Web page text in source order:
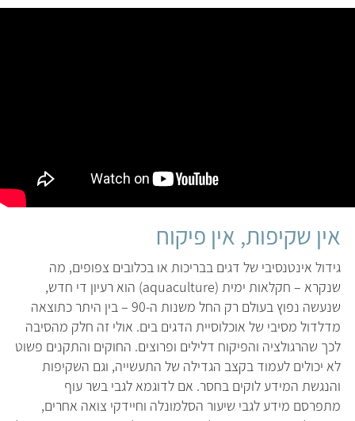
אין שקיפות, אין פיקוח
גידול אינטנסיבי של דגים בבריכות או בכלובים צפופים, מה
שנקרא – חקלאות ימית (aquaculture) הוא רעיון די חדש,
שנעשה נפוץ בעולם רק החל משנות ה-90 – בין היתר כתוצאה
מדלדול מסיבי של אוכלוסיית הדגים בים. אולי זה חלק מהסיבה
לכך שהרגולציה והפיקוח דלילים ופרוצים. החוקים והתקנים פשוט
לא יכולים לעמוד בקצב הגדילה של התעשייה, וגם השקיפות
והנגשת המידע לוקים בחסר. אם לדוגמא לגבי בשר עוף
מתפרסם מידע לגבי שיעור הסלמונלה וחיידקי צואה אחרים,